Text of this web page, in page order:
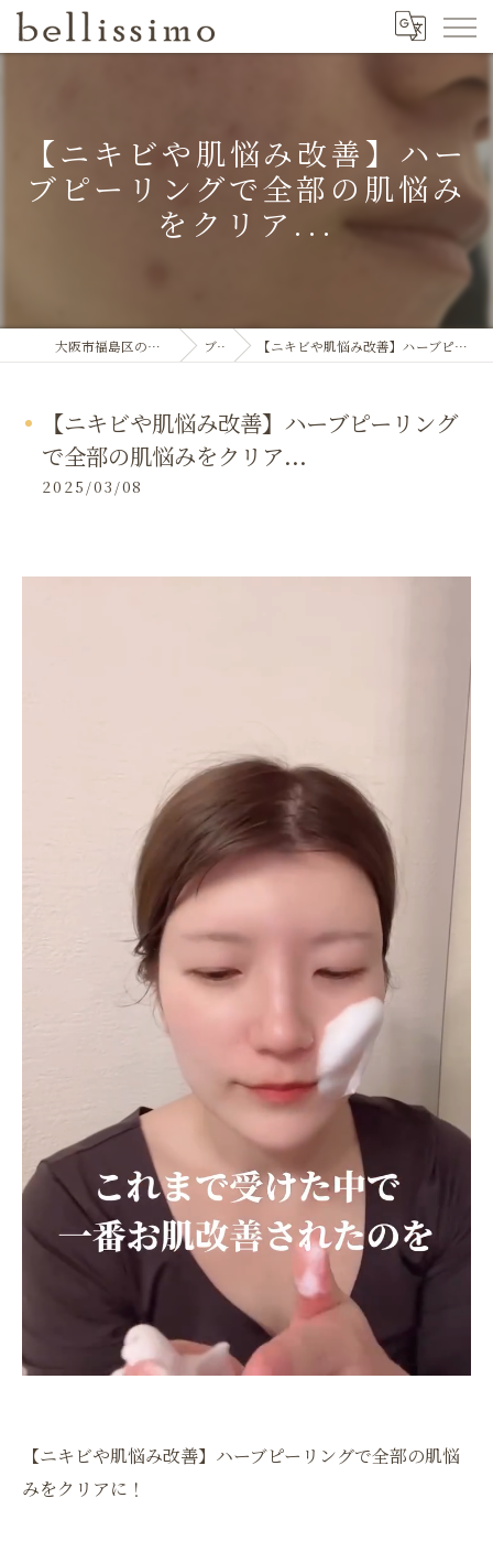
【ニキビや肌悩み改善】ハー
ブピーリングで全部の肌悩み
をクリア...
大阪市福島区のエステならbellissimo ブログ 【ニキビや肌悩み改善】ハーブピーリングで全部の肌悩みをクリア...
【ニキビや肌悩み改善】ハーブピーリング
で全部の肌悩みをクリア...
2025/03/08
【ニキビや肌悩み改善】ハーブピーリングで全部の肌悩
みをクリアに！